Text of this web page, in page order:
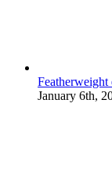
Featherweight
January 6th,